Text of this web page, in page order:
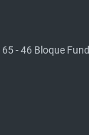
- 46 Bloque